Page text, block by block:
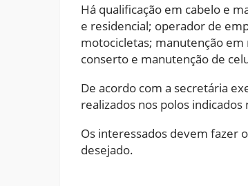
Há qualificação em cabelo e
e residencial; operador de
motocicletas; manutenção
conserto e manutenção de
De acordo com a secretária
realizados nos polos
Os interessados devem fazer
desejado.